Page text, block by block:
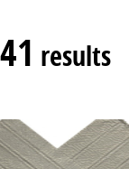
41 results